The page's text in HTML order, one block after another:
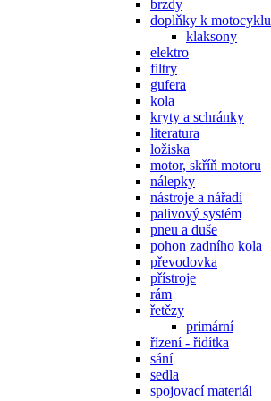
brzdy
doplňky k motocyklu
klaksony
elektro
filtry
gufera
kola
kryty a schránky
literatura
ložiska
motor, skříň motoru
nálepky
nástroje a nářadí
palivový systém
pneu a duše
pohon zadního kola
převodovka
přístroje
rám
řetězy
primární
řízení - řidítka
sání
sedla
spojovací materiál